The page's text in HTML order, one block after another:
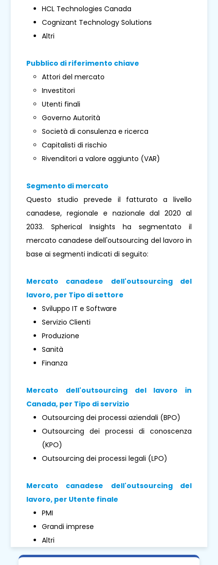
HCL Technologies Canada
Cognizant Technology Solutions
Altri
Pubblico di riferimento chiave
Attori del mercato
Investitori
Utenti finali
Governo Autorità
Società di consulenza e ricerca
Capitalisti di rischio
Rivenditori a valore aggiunto (VAR)
Segmento di mercato
Questo studio prevede il fatturato a livello
canadese, regionale e nazionale dal 2020 al
2033. Spherical Insights ha segmentato il
mercato canadese dell'outsourcing del lavoro in
base ai segmenti indicati di seguito:
Mercato canadese dell'outsourcing del
lavoro, per Tipo di settore
Sviluppo IT e Software
Servizio Clienti
Produzione
Sanità
Finanza
Mercato dell'outsourcing del lavoro in
Canada, per Tipo di servizio
Outsourcing dei processi aziendali (BPO)
Outsourcing dei processi di conoscenza
(KPO)
Outsourcing dei processi legali (LPO)
Mercato canadese dell'outsourcing del
lavoro, per Utente finale
PMI
Grandi imprese
Altri